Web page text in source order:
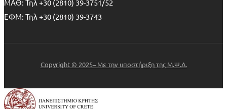
ΜΑΘ: Τηλ +30 (2810) 39-3751/52
ΕΦΜ: Τηλ +30 (2810) 39-3743
Copyright © 2025– Με την υποστήριξη της Μ.Ψ.Δ.